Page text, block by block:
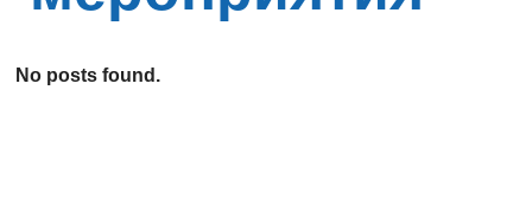
No posts found.